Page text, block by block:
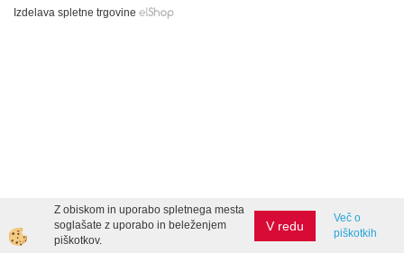
Izdelava spletne trgovine
Z obiskom in uporabo spletnega mesta
soglašate z uporabo in beleženjem
piškotkov.
V redu
Več o
piškotkih